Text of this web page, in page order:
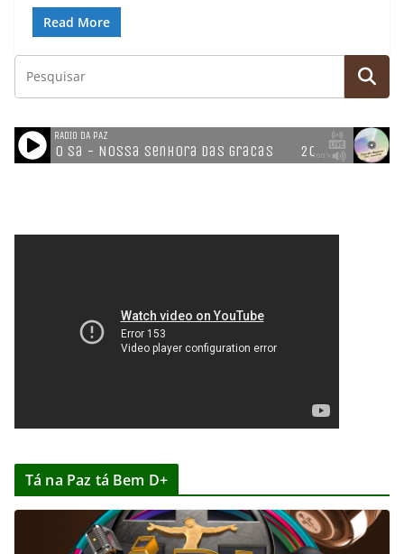
Read More
Tá na Paz tá Bem D+